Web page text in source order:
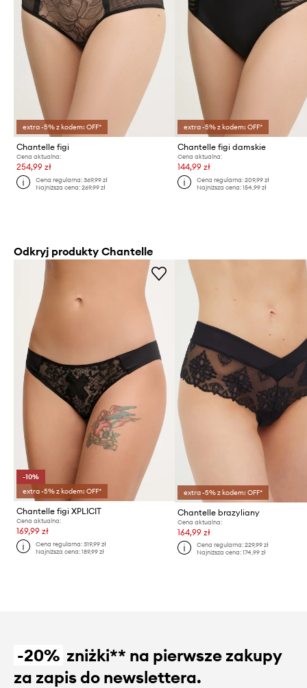
extra -5% z kodem: OFF*
Chantelle figi
Cena aktualna:
254,99 zł
Cena regularna:369,99 zł
Najniższa cena:269,99 zł
extra -5% z kodem: OFF*
Chantelle figi damskie
Cena aktualna:
144,99 zł
Cena regularna: 209,99 zł
Najniższa cena: 154,99 zł
Odkryj produkty Chantelle
-10%
extra -5% z kodem: OFF*
Chantelle figi XPLICIT
Cena aktualna:
169,99 zł
Cena regularna:319,99 zł
Najniższa cena:189,99 zł
extra -5% z kodem: OFF*
Chantelle brazyliany
Cena aktualna:
164,99 zł
Cena regularna: 229,99 zł
Najniższa cena: 174,99 zł
-20% zniżki** na pierwsze zakupy
za zapis do newslettera.